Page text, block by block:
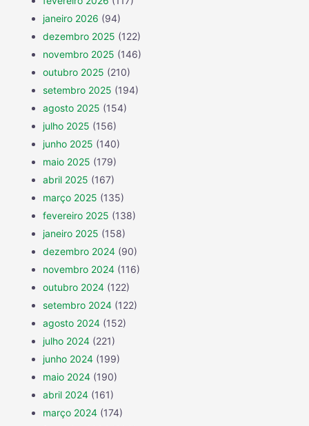
janeiro 2026 (94)
dezembro 2025 (122)
novembro 2025 (146)
outubro 2025 (210)
setembro 2025 (194)
agosto 2025 (154)
julho 2025 (156)
junho 2025 (140)
maio 2025 (179)
abril 2025 (167)
março 2025 (135)
fevereiro 2025 (138)
janeiro 2025 (158)
dezembro 2024 (90)
novembro 2024 (116)
outubro 2024 (122)
setembro 2024 (122)
agosto 2024 (152)
julho 2024 (221)
junho 2024 (199)
maio 2024 (190)
abril 2024 (161)
março 2024 (174)